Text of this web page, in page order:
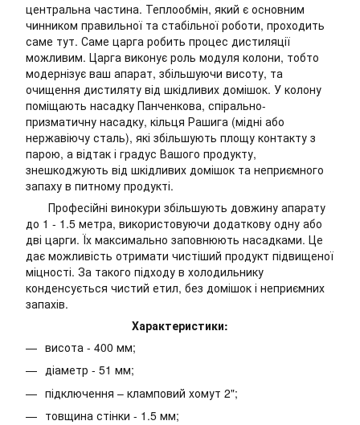
центральна частина. Теплообмін, який є основним
чинником правильної та стабільної роботи, проходить
саме тут. Саме царга робить процес дистиляції
можливим. Царга виконує роль модуля колони, тобто
модернізує ваш апарат, збільшуючи висоту, та
очищення дистиляту від шкідливих домішок. У колону
поміщають насадку Панченкова, спірально-
призматичну насадку, кільця Рашига (мідні або
нержавіючу сталь), які збільшують площу контакту з
парою, а відтак і градус Вашого продукту,
знешкоджують від шкідливих домішок та неприємного
запаху в питному продукті.
Професійні винокури збільшують довжину апарату
до 1 - 1.5 метра, використовуючи додаткову одну або
дві царги. Їх максимально заповнюють насадками. Це
дає можливість отримати чистіший продукт підвищеної
міцності. За такого підходу в холодильнику
конденсується чистий етил, без домішок і неприємних
запахів.
Характеристики:
висота - 400 мм;
діаметр - 51 мм;
підключення – кламповий хомут 2";
товщина стінки - 1.5 мм;